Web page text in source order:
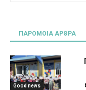
ΠΑΡΟΜΟΙΑ ΑΡΘΡΑ
Good news